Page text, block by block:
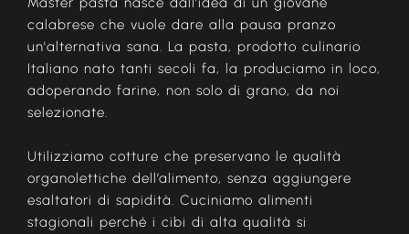
calabrese che vuole dare alla pausa pranzo
un'alternativa sana. La pasta, prodotto culinario
Italiano nato tanti secoli fa, la produciamo in loco,
adoperando farine, non solo di grano, da noi
selezionate.
Utilizziamo cotture che preservano le qualità
organolettiche dell’alimento, senza aggiungere
esaltatori di sapidità. Cuciniamo alimenti
stagionali perché i cibi di alta qualità si